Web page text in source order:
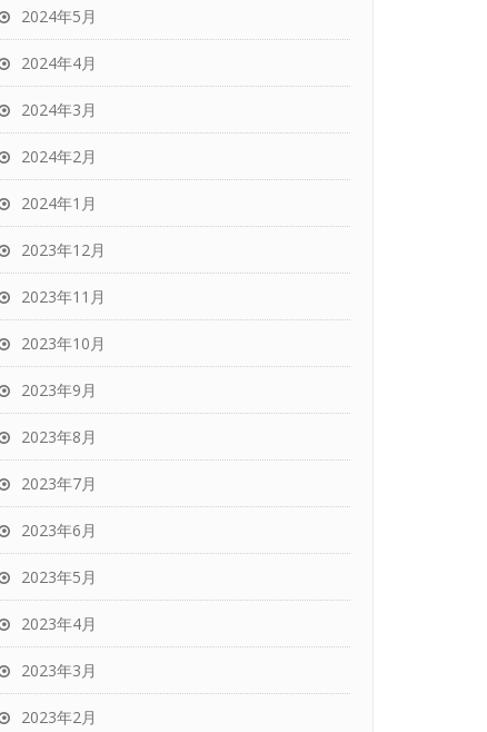
2024年5月
2024年4月
2024年3月
2024年2月
2024年1月
2023年12月
2023年11月
2023年10月
2023年9月
2023年8月
2023年7月
2023年6月
2023年5月
2023年4月
2023年3月
2023年2月